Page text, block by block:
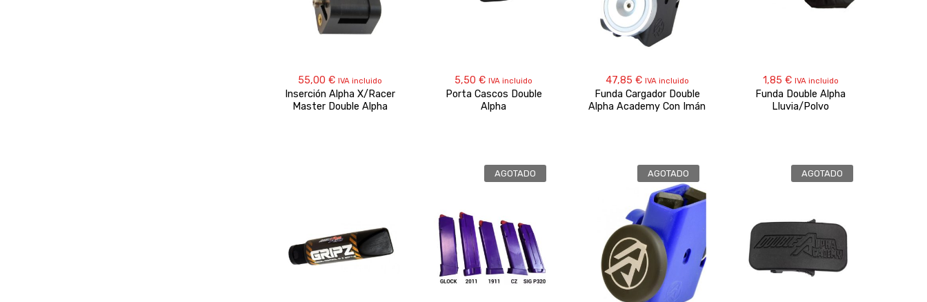
55,00€ IVA incluido
Inserción Alpha X/Racer
Master Double Alpha
5,50€ IVA incluido
Porta Cascos Double
Alpha
47,85 € IVA incluido
Funda Cargador Double
Alpha Academy Con Imán
1,85 € IVA incluido
Funda Double Alpha
Lluvia/polvo
AGOTADO AGOTADO AGOTADO